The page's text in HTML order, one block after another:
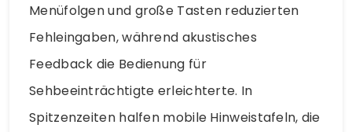
Menüfolgen und große Tasten reduzierten
Fehleingaben, während akustisches
Feedback die Bedienung für
Sehbeeinträchtigte erleichterte. In
Spitzenzeiten halfen mobile Hinweistafeln, die